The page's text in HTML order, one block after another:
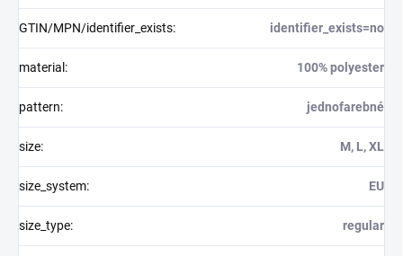
GTIN/MPN/identifier_exists: identifier_exists=no
material : 100% polyester
pattern: jednofarebné
size: M, L, XL
size_system: EU
size_type: regular